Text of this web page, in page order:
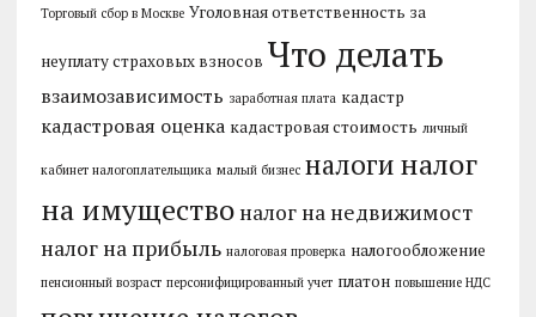
Торговый сбор в Москве Уголовная ответственность за
неуплату страховых взносов Что делать
взаимозависимость заработная плата кадастр
кадастровая оценка кадастровая стоимость личный
кабинет налогоплательщика малый бизнес налоги налог
на имущество налог на недвижимост
налог на прибыль налоговая проверка налогообложение
пенсионный возраст персонифицированный учет платон повышение НДС